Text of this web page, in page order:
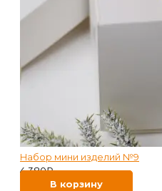
Набор мини изделий №9
4 380₽
В корзину